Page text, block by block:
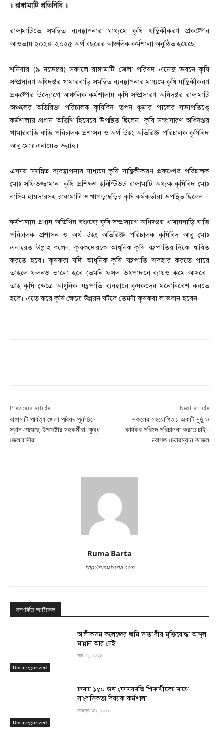
॥ রাঙ্গামাটি প্রতিনিধি ॥
রাঙ্গামাটিতে সমন্বিত ব্যবস্থাপনার মাধ্যমে কৃষি যান্ত্রিকীকরণ প্রকল্পের
আওতায় ২০২৪-২০২৫ অর্থ বছরের আঞ্চলিক কর্মশালা অনুষ্ঠিত হয়েছে।
শনিবার (৯ নভেম্বর) সকালে রাঙ্গামাটি জেলা পরিষদ এনেক্স ভবনে কৃষি
সম্প্রসারণ অধিদপ্তর খামারবাড়ি সমন্বিত ব্যবস্থাপনার মাধ্যমে কৃষি যান্ত্রিকীকরণ
প্রকল্পের উদ্যোগে আঞ্চলিক কর্মশালায় কৃষি সম্প্রসারণ অধিদপ্তর রাঙ্গামাটি
অঞ্চলের অতিরিক্ত পরিচালক কৃষিবিদ তপন কুমার পালের সভাপতিত্বে
কর্মশালায় প্রধান অতিথি হিসেবে উপস্থিত ছিলেন, কৃষি সম্প্রসারণ অধিদপ্তর
খামারবাড়ি বাড়ি পরিচালক প্রশাসন ও অর্থ উইং অতিরিক্ত পরিচালক কৃষিবিদ
আবু মোঃ এনায়েত উল্লাহ।
এসময় সমন্বিত ব্যবস্থাপনার মাধ্যমে কৃষি যান্ত্রিকীকরণ প্রকল্পের পরিচালক
মোঃ সফিউজ্জামান, কৃষি প্রশিক্ষণ ইনিস্টিউট রাঙ্গামাটি অধ্যক্ষ কৃষিবিদ মোঃ
নাসিম হায়দারসহ রাঙ্গামাটি ও খাগড়াছড়ির কৃষি কর্মকর্তারা উপস্থিত ছিলেন।
কর্মশালায় প্রধান অতিথির বক্তব্যে কৃষি সম্প্রসারণ অধিদপ্তর খামারবাড়ি বাড়ি
পরিচালক প্রশাসন ও অর্থ উইং অতিরিক্ত পরিচালক কৃষিবিদ আবু মোঃ
এনায়েত উল্লাহ বলেন, কৃষকদেরকে আধুনিক কৃষি যন্ত্রপাতির দিকে ধাবিত
করতে হবে। কৃষকরা যদি আধুনিক কৃষি যন্ত্রপাতি ব্যবহার করতে পারে
তাহলে ফলনও ভালো হবে তেমনি ফসল উৎপাদনে ব্যায়ও কমে আসবে।
তাই কৃষি ক্ষেত্রে আধুনিক যন্ত্রপাতি ব্যবহারে কৃষকদের মনোনিবেশ করতে
হবে। এতে করে কৃষি ক্ষেত্রে উন্নয়ন ঘটবে তেমনী কৃষকরা লাভবান হবেন।
Previous article
রাঙ্গামাটি পার্বত্য জেলা পরিষদ পূর্নগঠনে
স্থান পেয়েছে উপদেষ্টার সহকর্মীরা: ক্ষুব্ধ
জেলাবাসীরা
Next article
সকলের সহযোগিতায় একটি সুষ্ঠু ও
কার্যকর পরিষদ পরিচালনা করতে চাই-
নবাগত চেয়ারম্যান কাজল
Ruma Barta
http://rumabarta.com
সম্পর্কিত আর্টিকেল
Uncategorized
‎আলীকদম কলেজের জমি দাতা বীর মুক্তিযোদ্ধা আব্দুল
মান্নান আর নেই ‎
মার্চ ১২, ২০২৬
Uncategorized
রুমায় ১৫০ জন কোমলমতি শিক্ষার্থীদের মাঝে
সাংবাদিকতা বিষয়ক কর্মশালা
নভেম্বর ১৯, ২০২৫